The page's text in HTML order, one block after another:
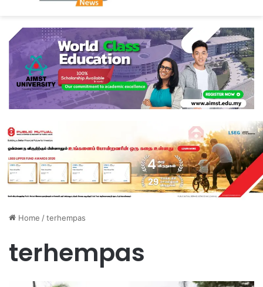
Home /terhempas
terhempas